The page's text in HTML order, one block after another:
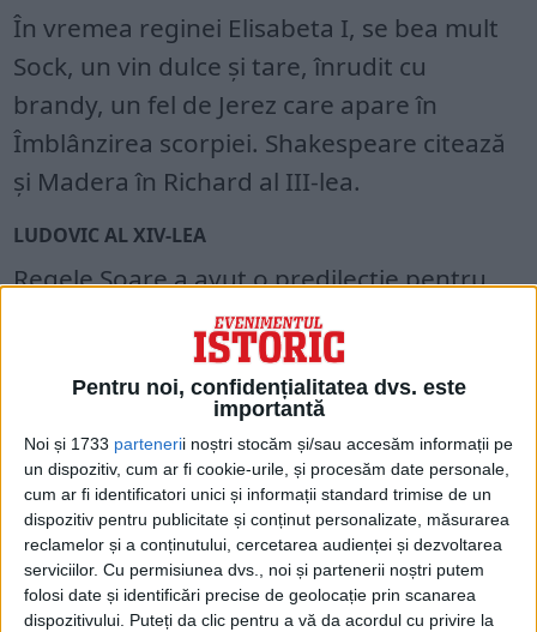
Pentru noi, confidențialitatea dvs. este
importantă
Noi și 1733 partenerii noștri stocăm și/sau accesăm informații pe
un dispozitiv, cum ar fi cookie-urile, și procesăm date personale,
cum ar fi identificatori unici și informații standard trimise de un
dispozitiv pentru publicitate și conținut personalizate, măsurarea
reclamelor și a conținutului, cercetarea audienței și dezvoltarea
serviciilor. Cu permisiunea dvs., noi și partenerii noștri putem
folosi date și identificări precise de geolocație prin scanarea
dispozitivului. Puteți da clic pentru a vă da acordul cu privire la
În vremea reginei Elisabeta I, se bea mult
Sock, un vin dulce și tare, înrudit cu
brandy, un fel de Jerez care apare în
Îmblânzirea scorpiei. Shakespeare citează
și Madera în Richard al III-lea.
LUDOVIC AL XIV-LEA
Regele Soare a avut o predilecție pentru
vinul de Riceys, un roze cu gust de cireșe, a
cărui întreagă recoltă era rezervată mesei
regale. Acest vin de Champagne nu era
acidulat, ceea ce îl făcea extrem de rar.
Se mai spune că Ludovic al XIV-lea bea și
roșu de Burgundia din regiunea Nuits-
Saint-Georges, recomandat de Fargon,
medicul său.